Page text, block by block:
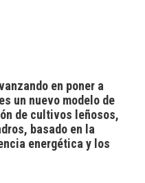
en poner a
un nuevo modelo de
de cultivos leñosos,
basado en la
energética y los